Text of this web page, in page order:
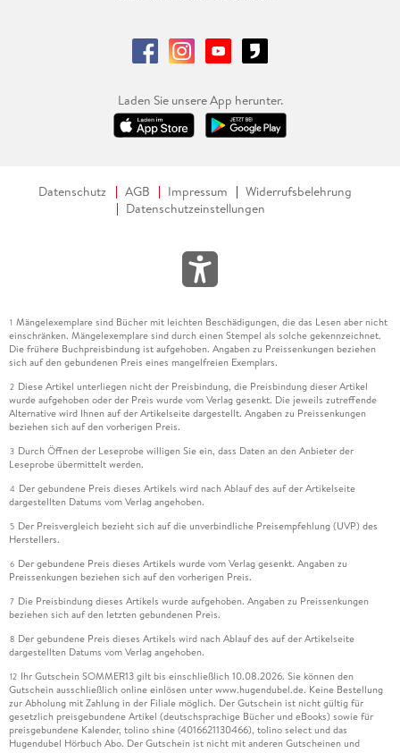
Laden Sie unsere App herunter.
Datenschutz AGB Impressum
Widerrufsbelehrung
Datenschutzeinstellungen
1 Mängelexemplare sind Bücher mit leichten Beschädigungen, die das Lesen aber nicht
einschränken. Mängelexemplare sind durch einen Stempel als solche gekennzeichnet.
Die frühere Buchpreisbindung ist aufgehoben. Angaben zu Preissenkungen beziehen
sich auf den gebundenen Preis eines mangelfreien Exemplars.
2 Diese Artikel unterliegen nicht der Preisbindung, die Preisbindung dieser Artikel
wurde aufgehoben oder der Preis wurde vom Verlag gesenkt. Die jeweils zutreffende
Alternative wird Ihnen auf der Artikelseite dargestellt. Angaben zu Preissenkungen
beziehen sich auf den vorherigen Preis.
3 Durch Öffnen der Leseprobe willigen Sie ein, dass Daten an den Anbieter der
Leseprobe übermittelt werden.
4 Der gebundene Preis dieses Artikels wird nach Ablauf des auf der Artikelseite
dargestellten Datums vom Verlag angehoben.
5 Der Preisvergleich bezieht sich auf die unverbindliche Preisempfehlung (UVP) des
Herstellers.
6 Der gebundene Preis dieses Artikels wurde vom Verlag gesenkt. Angaben zu
Preissenkungen beziehen sich auf den vorherigen Preis.
7 Die Preisbindung dieses Artikels wurde aufgehoben. Angaben zu Preissenkungen
beziehen sich auf den letzten gebundenen Preis.
8 Der gebundene Preis dieses Artikels wird nach Ablauf des auf der Artikelseite
dargestellten Datums vom Verlag angehoben.
12 Ihr Gutschein SOMMER13 gilt bis einschließlich 10.08.2026. Sie können den
Gutschein ausschließlich online einlösen unter www.hugendubel.de. Keine Bestellung
zur Abholung mit Zahlung in der Filiale möglich. Der Gutschein ist nicht gültig für
gesetzlich preisgebundene Artikel (deutschsprachige Bücher und eBooks) sowie für
preisgebundene Kalender, tolino shine (4016621130466), tolino select und das
Hugendubel Hörbuch Abo. Der Gutschein ist nicht mit anderen Gutscheinen und